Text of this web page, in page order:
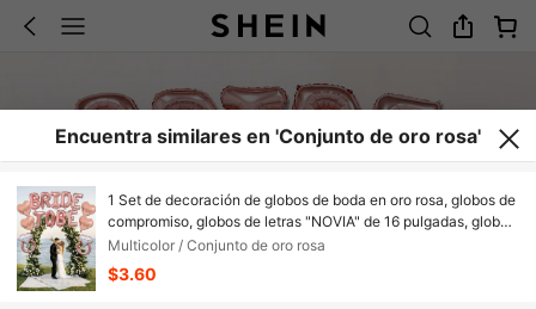
Encuentra similares en 'Conjunto de oro rosa'
1 Set de decoración de globos de boda en oro rosa, globos de
compromiso, globos de letras "NOVIA" de 16 pulgadas, globos
de corazón en oro rosa, globos en forma de anillo de
diamante, decoración de fondo, globos de boda, suministros
para fiesta de despedida de soltera
Multicolor / Conjunto de oro rosa
$3.60